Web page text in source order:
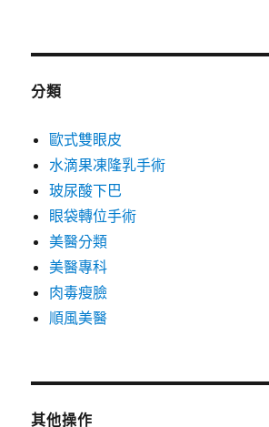
分類
歐式雙眼皮
水滴果凍隆乳手術
玻尿酸下巴
眼袋轉位手術
美醫分類
美醫專科
肉毒瘦臉
順風美醫
其他操作